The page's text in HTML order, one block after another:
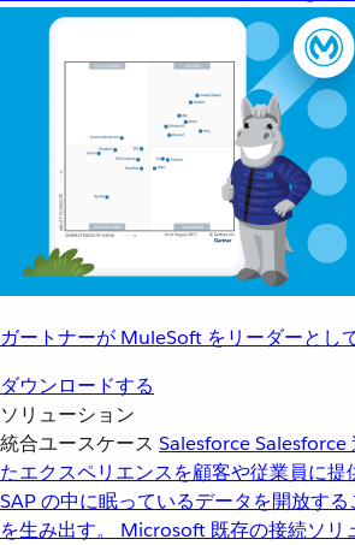
ガートナーが MuleSoft をリーダーとし
ダウンロードする
ソリューション
統合ユースケース SalesforceSalesforce
たエクスペリエンスを顧客や従業員に提
SAP の中に眠っているデータを開放す
を生み出す。
Microsoft 既存の接続ソリ